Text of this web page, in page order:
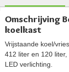
Omschrijving
koelkast
Vrijstaande koel/
412 liter en 120
LED verlichting.